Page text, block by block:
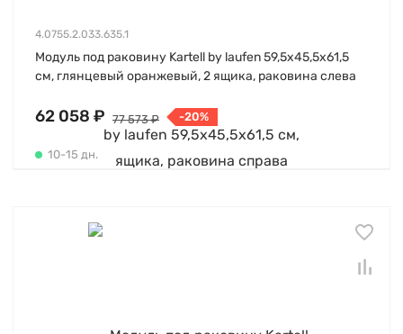
4.0755.2.033.635.1
Модуль под раковину Kartell by laufen 59,5х45,5х61,5
см, глянцевый оранжевый, 2 ящика, раковина слева
62 058 ₽ 77 573 ₽ -20%
10-15 дн.